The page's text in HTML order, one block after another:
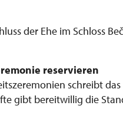
der Ehe im Schloss
reservieren
schreibt
gibt bereitwillig die